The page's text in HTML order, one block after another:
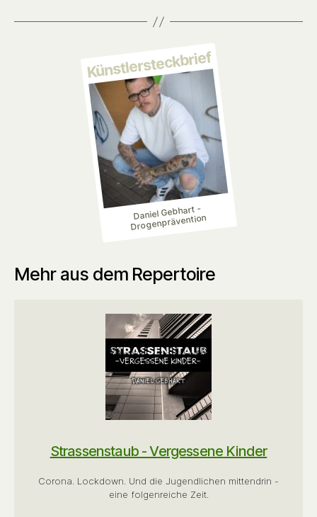
Künstlersteckbrief
Daniel Gebhart -
Drogenprävention
Mehr aus dem Repertoire
Strassenstaub - Vergessene Kinder
Corona. Lockdown. Und die Jugendlichen mittendrin -
eine folgenreiche Zeit.